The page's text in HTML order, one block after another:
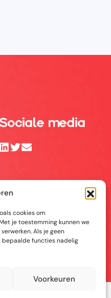
cookies om
je toestemming kunnen we
Als je geen
functies nadelig
Voorkeuren
media